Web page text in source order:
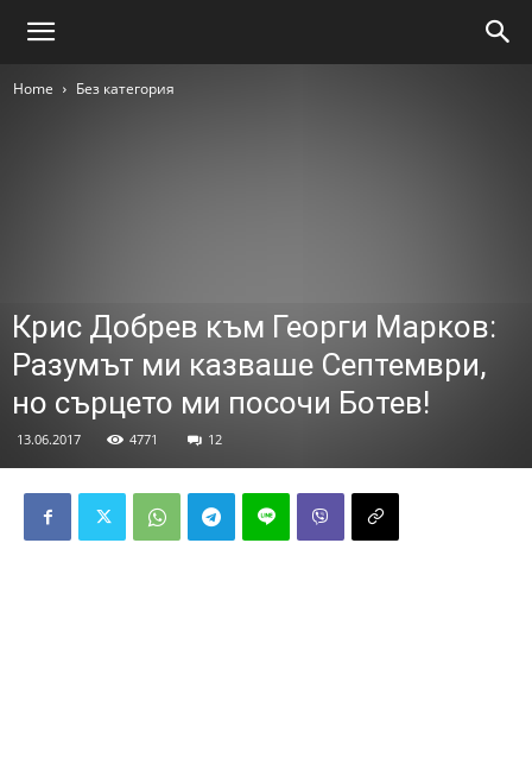
Home Без категория
Крис Добрев към Георги Марков:
Разумът ми казваше Септември,
но сърцето ми посочи Ботев!
13.06.2017 4771 12